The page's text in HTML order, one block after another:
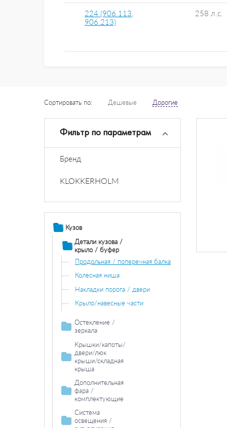
224 (906.113,
906.213)
258 л.с.
Сортировать по: Дешевые Дорогие
Фильтр по параметрам
Бренд
KLOKKERHOLM
Кузов
Детали кузова /
крыло / буфер
Продольная / поперечная балка
Колесная ниша
Накладки порога / двери
Крыло/навесные части
Остекление /
зеркала
Зеркала
Крышки/капоты/
двери/люк
крыши/складная
крыша
Двери / комплектующие
Дополнительная
фара /
комплектующие
Противотуманная
фара /
Система
освещения /